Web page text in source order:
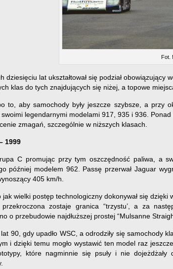
Fot.
dziesięciu lat ukształtował się podział
klas do tych znajdujących się niżej, a topowe
to, aby samochody były jeszcze szybsze, a przy
legendarnymi modelami 917, 935 i 936.
zmagań, szczególnie w niższych klasach.
1999
C promując przy tym oszczędność paliwa, a
później modelem 962. Passę przerwał Jaguar
405 km/h.
jak wielki postęp technologiczny dokonywał się
zostaje granica “trzystu’, a za
o przebudowie najdłuższej prostej “Mulsanne
90, gdy upadło WSC, a odrodziły się samochody
i dzięki temu mogło wystawić ten model raz
które nagminnie się psuły i nie